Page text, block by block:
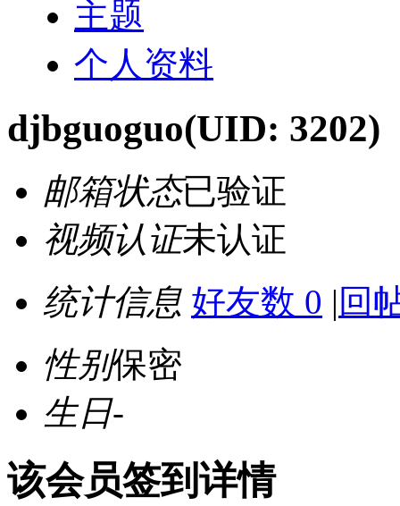
主题
个人资料
djbguoguo(UID: 3202)
邮箱状态已验证
视频认证未认证
统计信息 好友数 0 | 回
性别保密
生日-
该会员签到详情